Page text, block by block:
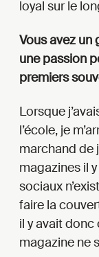
loyal sur le
Vous avez
une passion
premiers
Lorsque
l’école, je
marchand de
magazines il
sociaux
faire la
il y avait donc
magazine ne